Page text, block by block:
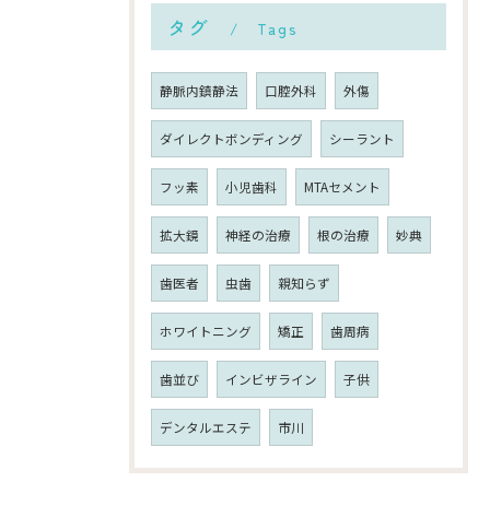
タグ Tags
静脈内鎮静法 口腔外科 外傷
ダイレクトボンディング シーラント
フッ素 小児歯科 MTAセメント
拡大鏡 神経の治療 根の治療 妙典
歯医者 虫歯 親知らず
ホワイトニング 矯正 歯周病
歯並び インビザライン 子供
デンタルエステ 市川